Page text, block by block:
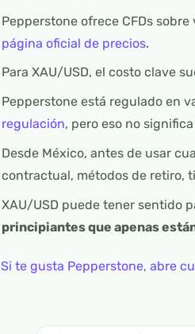
Pepperstone ofrece CFDs
página oficial de precios.
Para XAU/USD, el costo clave
Pepperstone está regulado en
regulación, pero eso no
Desde México, antes de usar
contractual, métodos de retiro,
XAU/USD puede tener sentido
principiantes que apenas
Si te gusta Pepperstone, abre